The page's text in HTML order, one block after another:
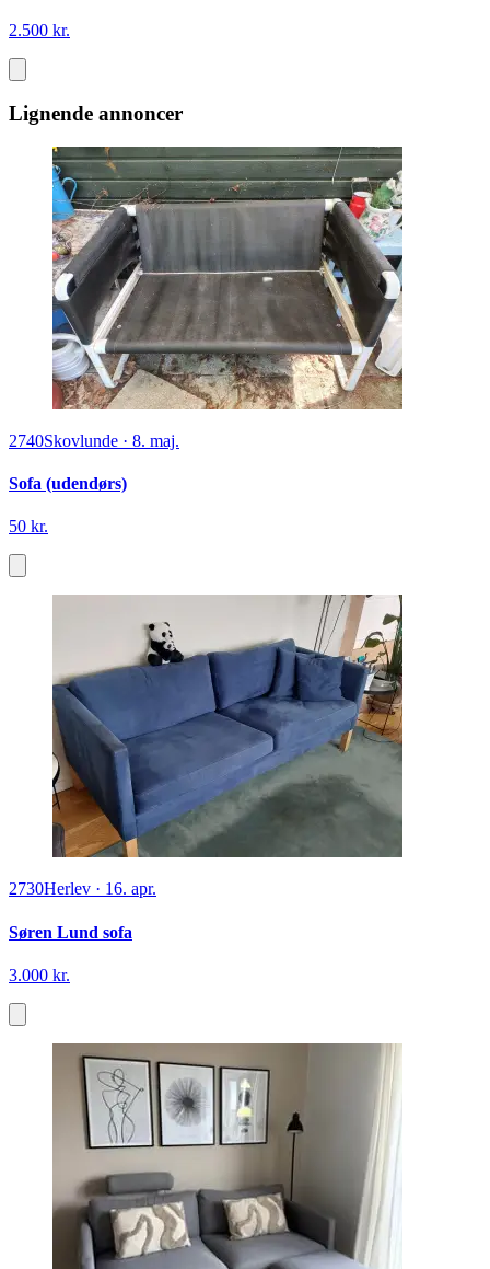
2.500 kr.
Lignende annoncer
2740Skovlunde · 8. maj.
Sofa (udendørs)
50 kr.
2730Herlev · 16. apr.
Søren Lund sofa
3.000 kr.